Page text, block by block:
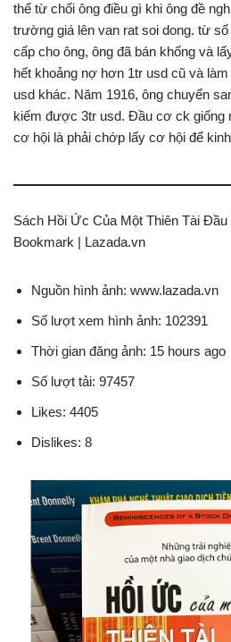
thể từ chối ông điều gì khi ông đề
trường giá lên van rat soi dong. từ
cấp cho ông, ông đã bán khống và
hết khoảng nợ hơn 1tr usd cũ và
usd khác. Năm 1916, ông chuyển
kiếm được 3tr usd. Đầu cơ ck giống
cơ hội là phải chớp lấy cơ hội để
Sách Hồi Ức Của Một Thiên Tài
Bookmark | Lazada.vn
Nguồn hình ảnh: www.lazada.vn
Số lượt xem hình ảnh: 102391
Thời gian đăng ảnh: 15 hours ago
Số lượt tải: 97457
Likes: 4405
Dislikes: 8